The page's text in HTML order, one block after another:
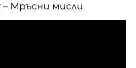
– Мръсни мисли